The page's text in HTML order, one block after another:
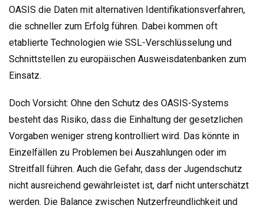
OASIS die Daten mit alternativen Identifikationsverfahren,
die schneller zum Erfolg führen. Dabei kommen oft
etablierte Technologien wie SSL-Verschlüsselung und
Schnittstellen zu europäischen Ausweisdatenbanken zum
Einsatz.
Doch Vorsicht: Ohne den Schutz des OASIS-Systems
besteht das Risiko, dass die Einhaltung der gesetzlichen
Vorgaben weniger streng kontrolliert wird. Das könnte in
Einzelfällen zu Problemen bei Auszahlungen oder im
Streitfall führen. Auch die Gefahr, dass der Jugendschutz
nicht ausreichend gewährleistet ist, darf nicht unterschätzt
werden. Die Balance zwischen Nutzerfreundlichkeit und